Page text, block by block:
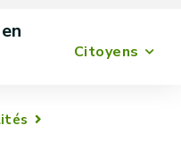
Citoyens